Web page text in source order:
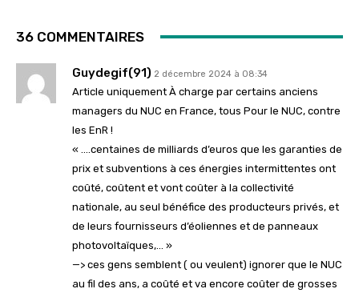
36 COMMENTAIRES
Guydegif(91) 2 décembre 2024 à 08:34
Article uniquement À charge par certains anciens
managers du NUC en France, tous Pour le NUC, contre
les EnR !
« ….centaines de milliards d’euros que les garanties de
prix et subventions à ces énergies intermittentes ont
coûté, coûtent et vont coûter à la collectivité
nationale, au seul bénéfice des producteurs privés, et
de leurs fournisseurs d’éoliennes et de panneaux
photovoltaïques,… »
—> ces gens semblent ( ou veulent) ignorer que le NUC
au fil des ans, a coûté et va encore coûter de grosses